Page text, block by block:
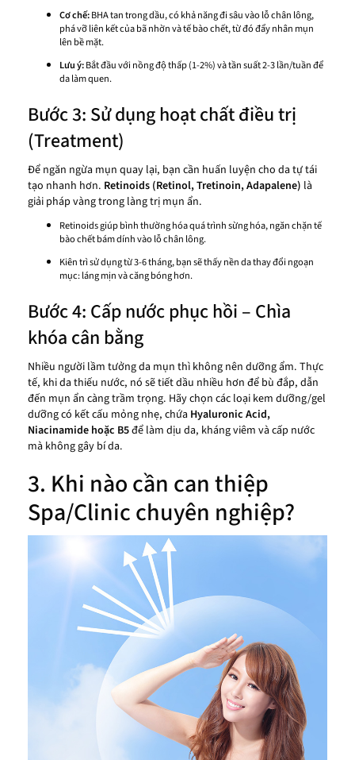
Cơ chế:BHA tan trong dầu, có khả năng đi sâu vào lỗ chân lông,
phá vỡ liên kết của bã nhờn và tế bào chết, từ đó đẩy nhân mụn
lên bề mặt.
Lưu ý:Bắt đầu với nồng độ thấp (1-2%) và tần suất 2-3 lần/tuần để
da làm quen.
Bước 3: Sử dụng hoạt chất điều trị
(Treatment)
Để ngăn ngừa mụn quay lại, bạn cần huấn luyện cho da tự tái
tạo nhanh hơn. Retinoids (Retinol, Tretinoin, Adapalene) là
giải pháp vàng trong làng trị mụn ẩn.
Retinoids giúp bình thường hóa quá trình sừng hóa, ngăn chặn tế
bào chết bám dính vào lỗ chân lông.
Kiên trì sử dụng từ 3-6 tháng, bạn sẽ thấy nền da thay đổi ngoạn
mục: láng mịn và căng bóng hơn.
Bước 4: Cấp nước phục hồi – Chìa
khóa cân bằng
Nhiều người lầm tưởng da mụn thì không nên dưỡng ẩm. Thực
tế, khi da thiếu nước, nó sẽ tiết dầu nhiều hơn để bù đắp, dẫn
đến mụn ẩn càng trầm trọng. Hãy chọn các loại kem dưỡng/gel
dưỡng có kết cấu mỏng nhẹ, chứa Hyaluronic Acid,
Niacinamide hoặc B5để làm dịu da, kháng viêm và cấp nước
mà không gây bí da.
3. Khi nào cần can thiệp
Spa/Clinic chuyên nghiệp?